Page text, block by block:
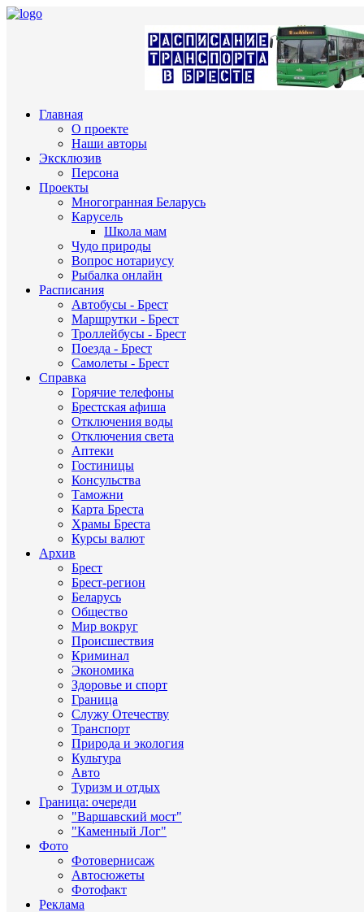
Главная
О проекте
Наши авторы
Эксклюзив
Персона
Проекты
Многогранная Беларусь
Карусель
Школа мам
Чудо природы
Вопрос нотариусу
Рыбалка онлайн
Расписания
Автобусы - Брест
Маршрутки - Брест
Троллейбусы - Брест
Поезда - Брест
Самолеты - Брест
Справка
Горячие телефоны
Брестская афиша
Отключения воды
Отключения света
Аптеки
Гостиницы
Консульства
Таможни
Карта Бреста
Храмы Бреста
Курсы валют
Архив
Брест
Брест-регион
Беларусь
Общество
Мир вокруг
Происшествия
Криминал
Экономика
Здоровье и спорт
Граница
Служу Отечеству
Транспорт
Природа и экология
Культура
Авто
Туризм и отдых
Граница: очереди
"Варшавский мост"
"Каменный Лог"
Фото
Фотовернисаж
Автосюжеты
Фотофакт
Реклама